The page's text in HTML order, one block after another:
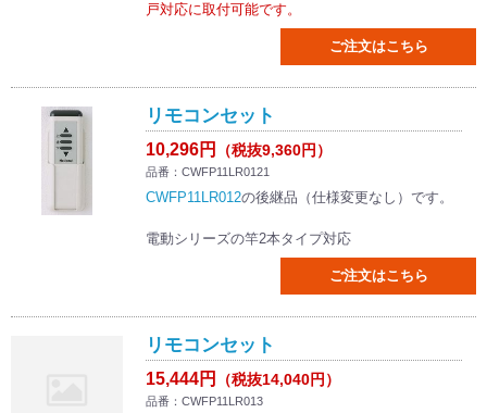
戸対応に取付可能です。
ご注文はこちら
リモコンセット
10,296円 （税抜9,360円）
品番：CWFP11LR0121
CWFP11LR012の後継品（仕様変更なし）です。
電動シリーズの竿2本タイプ対応
ご注文はこちら
リモコンセット
15,444円 （税抜14,040円）
品番：CWFP11LR013